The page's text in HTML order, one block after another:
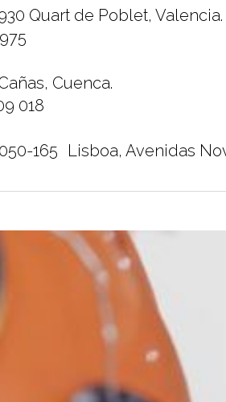
Quart de Poblet, Valencia.
Cuenca.
018
165 Lisboa, Avenidas